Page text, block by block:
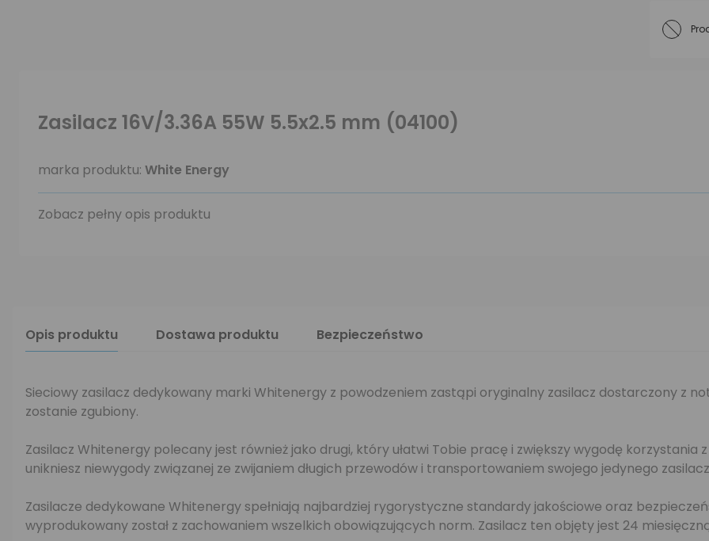
Zasilacz 16V/3.36A 55W 5.5x2.5 mm (04100)
marka produktu: White Energy
Zobacz pełny opis produktu
Opis produktu Dostawa produktu Bezpieczeństwo
Sieciowy zasilacz dedykowany marki Whitenergy z powodzeniem zastąpi oryginalny zasilacz dostarczony z
zostanie zgubiony.
Zasilacz Whitenergy polecany jest również jako drugi, który ułatwi Tobie pracę i zwiększy wygodę korzystania
unikniesz niewygody związanej ze zwijaniem długich przewodów i transportowaniem swojego jedynego
Zasilacze dedykowane Whitenergy spełniają najbardziej rygorystyczne standardy jakościowe oraz
wyprodukowany został z zachowaniem wszelkich obowiązujących norm. Zasilacz ten objęty jest 24